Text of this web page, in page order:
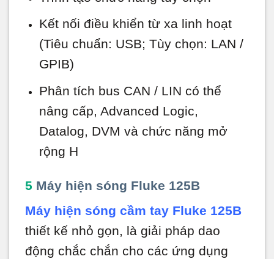
Kết nối điều khiển từ xa linh hoạt
(Tiêu chuẩn: USB; Tùy chọn: LAN /
GPIB)
Phân tích bus CAN / LIN có thể
nâng cấp, Advanced Logic,
Datalog, DVM và chức năng mở
rộng H
5 Máy hiện sóng Fluke 125B
Máy hiện sóng cầm tay Fluke 125B
thiết kế nhỏ gọn, là giải pháp dao
động chắc chắn cho các ứng dụng